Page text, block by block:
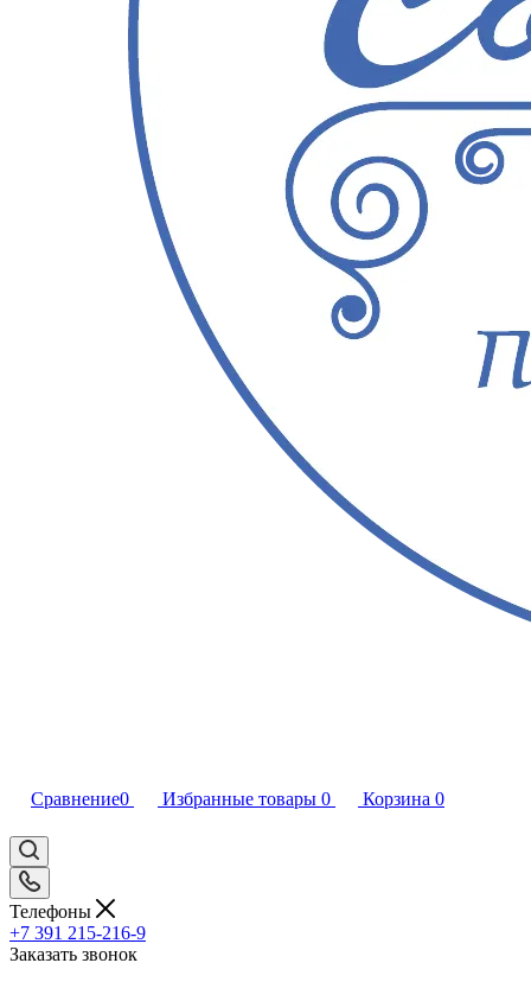
Сравнение0 Избранные товары 0 Корзина 0
Телефоны
+7 391 215-216-9
Заказать звонок